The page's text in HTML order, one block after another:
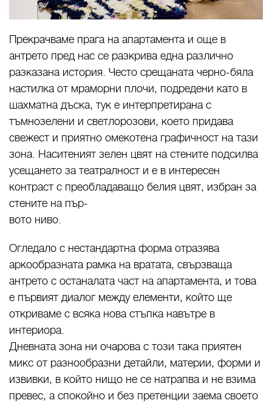
Прекрачваме прага на апартамента и още в
антрето пред нас се разкрива една различно
разказана история. Често срещаната черно-бяла
настилка от мраморни плочи, подредени като в
шахматна дъска, тук е интерпретирана с
тъмнозелени и светлорозови, което придава
свежест и приятно омекотена графичност на тази
зона. Наситеният зелен цвят на стените подсилва
усещането за театралност и е в интересен
контраст с преобладаващо белия цвят, избран за
стените на пър-
вото ниво.
Огледало с нестандартна форма отразява
аркообразната рамка на вратата, свързваща
антрето с останалата част на апартамента, и това
е първият диалог между елементи, който ще
откриваме с всяка нова стъпка навътре в
интериора.
Дневната зона ни очарова с този така приятен
микс от разнообразни детайли, материи, форми и
извивки, в който нищо не се натрапва и не взима
превес, а спокойно и без претенции заема своето